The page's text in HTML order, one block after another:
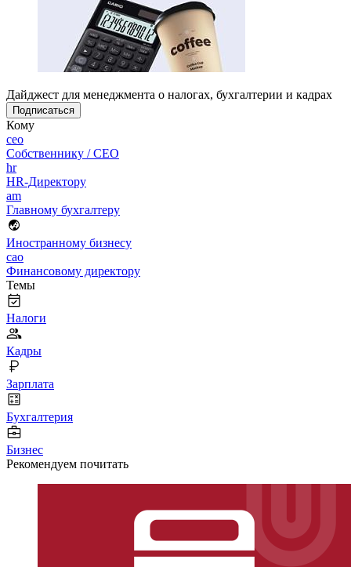
Дайджест для менеджмента о налогах, бухгалтерии и кадрах
Подписаться
Кому
ceo
Собственнику / CEO
hr
HR-Директору
am
Главному бухгалтеру
Иностранному бизнесу
cao
Финансовому директору
Темы
Налоги
Кадры
Зарплата
Бухгалтерия
Бизнес
Рекомендуем почитать